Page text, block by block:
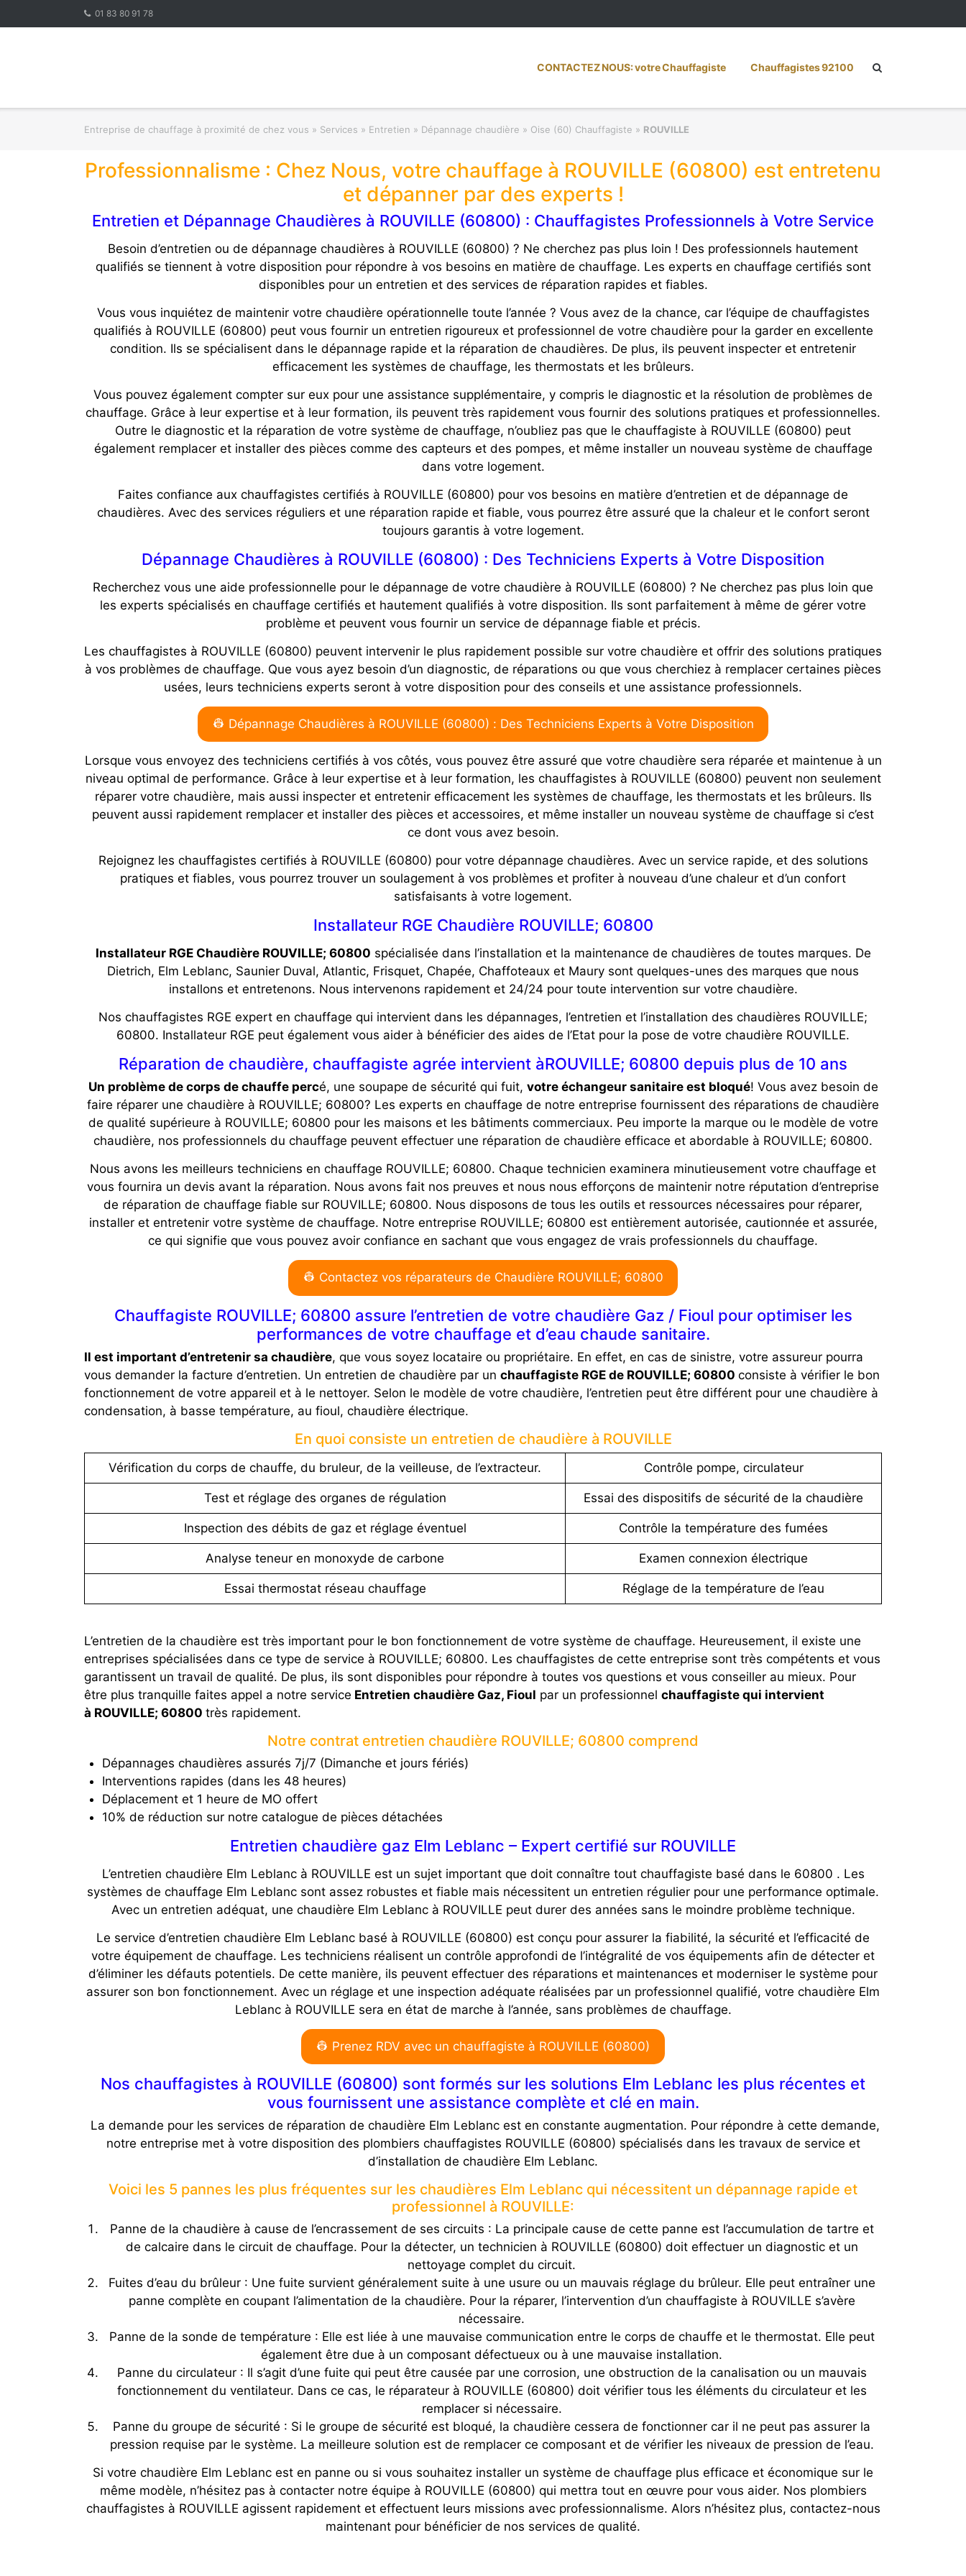
01 83 80 91 78
CONTACTEZ NOUS: votre Chauffagiste Chauffagistes 92100
Entreprise de chauffage à proximité de chez vous » Services » Entretien » Dépannage chaudière » Oise (60) Chauffagiste » ROUVILLE
Professionnalisme : Chez Nous, votre chauffage à ROUVILLE (60800) est entretenu
et dépanner par des experts !
Entretien et Dépannage Chaudières à ROUVILLE (60800) : Chauffagistes Professionnels à Votre Service
Besoin d’entretien ou de dépannage chaudières à ROUVILLE (60800) ? Ne cherchez pas plus loin ! Des professionnels hautement
qualifiés se tiennent à votre disposition pour répondre à vos besoins en matière de chauffage. Les experts en chauffage certifiés sont
disponibles pour un entretien et des services de réparation rapides et fiables.
Vous vous inquiétez de maintenir votre chaudière opérationnelle toute l’année ? Vous avez de la chance, car l’équipe de chauffagistes
qualifiés à ROUVILLE (60800) peut vous fournir un entretien rigoureux et professionnel de votre chaudière pour la garder en excellente
condition. Ils se spécialisent dans le dépannage rapide et la réparation de chaudières. De plus, ils peuvent inspecter et entretenir
efficacement les systèmes de chauffage, les thermostats et les brûleurs.
Vous pouvez également compter sur eux pour une assistance supplémentaire, y compris le diagnostic et la résolution de problèmes de
chauffage. Grâce à leur expertise et à leur formation, ils peuvent très rapidement vous fournir des solutions pratiques et professionnelles.
Outre le diagnostic et la réparation de votre système de chauffage, n’oubliez pas que le chauffagiste à ROUVILLE (60800) peut
également remplacer et installer des pièces comme des capteurs et des pompes, et même installer un nouveau système de chauffage
dans votre logement.
Faites confiance aux chauffagistes certifiés à ROUVILLE (60800) pour vos besoins en matière d’entretien et de dépannage de
chaudières. Avec des services réguliers et une réparation rapide et fiable, vous pourrez être assuré que la chaleur et le confort seront
toujours garantis à votre logement.
Dépannage Chaudières à ROUVILLE (60800) : Des Techniciens Experts à Votre Disposition
Recherchez vous une aide professionnelle pour le dépannage de votre chaudière à ROUVILLE (60800) ? Ne cherchez pas plus loin que
les experts spécialisés en chauffage certifiés et hautement qualifiés à votre disposition. Ils sont parfaitement à même de gérer votre
problème et peuvent vous fournir un service de dépannage fiable et précis.
Les chauffagistes à ROUVILLE (60800) peuvent intervenir le plus rapidement possible sur votre chaudière et offrir des solutions pratiques
à vos problèmes de chauffage. Que vous ayez besoin d’un diagnostic, de réparations ou que vous cherchiez à remplacer certaines pièces
usées, leurs techniciens experts seront à votre disposition pour des conseils et une assistance professionnels.
👷 Dépannage Chaudières à ROUVILLE (60800) : Des Techniciens Experts à Votre Disposition
Lorsque vous envoyez des techniciens certifiés à vos côtés, vous pouvez être assuré que votre chaudière sera réparée et maintenue à un
niveau optimal de performance. Grâce à leur expertise et à leur formation, les chauffagistes à ROUVILLE (60800) peuvent non seulement
réparer votre chaudière, mais aussi inspecter et entretenir efficacement les systèmes de chauffage, les thermostats et les brûleurs. Ils
peuvent aussi rapidement remplacer et installer des pièces et accessoires, et même installer un nouveau système de chauffage si c’est
ce dont vous avez besoin.
Rejoignez les chauffagistes certifiés à ROUVILLE (60800) pour votre dépannage chaudières. Avec un service rapide, et des solutions
pratiques et fiables, vous pourrez trouver un soulagement à vos problèmes et profiter à nouveau d’une chaleur et d’un confort
satisfaisants à votre logement.
Installateur RGE Chaudière ROUVILLE; 60800
Installateur RGE Chaudière ROUVILLE; 60800 spécialisée dans l’installation et la maintenance de chaudières de toutes marques. De
Dietrich, Elm Leblanc, Saunier Duval, Atlantic, Frisquet, Chapée, Chaffoteaux et Maury sont quelques-unes des marques que nous
installons et entretenons. Nous intervenons rapidement et 24/24 pour toute intervention sur votre chaudière.
Nos chauffagistes RGE expert en chauffage qui intervient dans les dépannages, l’entretien et l’installation des chaudières ROUVILLE;
60800. Installateur RGE peut également vous aider à bénéficier des aides de l’Etat pour la pose de votre chaudière ROUVILLE.
Réparation de chaudière, chauffagiste agrée intervient àROUVILLE; 60800 depuis plus de 10 ans
Un problème de corps de chauffe percé, une soupape de sécurité qui fuit, votre échangeur sanitaire est bloqué! Vous avez besoin de
faire réparer une chaudière à ROUVILLE; 60800? Les experts en chauffage de notre entreprise fournissent des réparations de chaudière
de qualité supérieure à ROUVILLE; 60800 pour les maisons et les bâtiments commerciaux. Peu importe la marque ou le modèle de votre
chaudière, nos professionnels du chauffage peuvent effectuer une réparation de chaudière efficace et abordable à ROUVILLE; 60800.
Nous avons les meilleurs techniciens en chauffage ROUVILLE; 60800. Chaque technicien examinera minutieusement votre chauffage et
vous fournira un devis avant la réparation. Nous avons fait nos preuves et nous nous efforçons de maintenir notre réputation d’entreprise
de réparation de chauffage fiable sur ROUVILLE; 60800. Nous disposons de tous les outils et ressources nécessaires pour réparer,
installer et entretenir votre système de chauffage. Notre entreprise ROUVILLE; 60800 est entièrement autorisée, cautionnée et assurée,
ce qui signifie que vous pouvez avoir confiance en sachant que vous engagez de vrais professionnels du chauffage.
👷 Contactez vos réparateurs de Chaudière ROUVILLE; 60800
Chauffagiste ROUVILLE; 60800 assure l’entretien de votre chaudière Gaz / Fioul pour optimiser les
performances de votre chauffage et d’eau chaude sanitaire.
Il est important d’entretenir sa chaudière, que vous soyez locataire ou propriétaire. En effet, en cas de sinistre, votre assureur pourra
vous demander la facture d’entretien. Un entretien de chaudière par un chauffagiste RGE de ROUVILLE; 60800 consiste à vérifier le bon
fonctionnement de votre appareil et à le nettoyer. Selon le modèle de votre chaudière, l’entretien peut être différent pour une chaudière à
condensation, à basse température, au fioul, chaudière électrique.
En quoi consiste un entretien de chaudière à ROUVILLE
Vérification du corps de chauffe, du bruleur, de la veilleuse, de l’extracteur. Contrôle pompe, circulateur
Test et réglage des organes de régulation Essai des dispositifs de sécurité de la chaudière
Inspection des débits de gaz et réglage éventuel Contrôle la température des fumées
Analyse teneur en monoxyde de carbone Examen connexion électrique
Essai thermostat réseau chauffage Réglage de la température de l’eau
L’entretien de la chaudière est très important pour le bon fonctionnement de votre système de chauffage. Heureusement, il existe une
entreprises spécialisées dans ce type de service à ROUVILLE; 60800. Les chauffagistes de cette entreprise sont très compétents et vous
garantissent un travail de qualité. De plus, ils sont disponibles pour répondre à toutes vos questions et vous conseiller au mieux. Pour
être plus tranquille faites appel a notre service Entretien chaudière Gaz, Fioul par un professionnel chauffagiste qui intervient
à ROUVILLE; 60800 très rapidement.
Notre contrat entretien chaudière ROUVILLE; 60800 comprend
Dépannages chaudières assurés 7j/7 (Dimanche et jours fériés)
Interventions rapides (dans les 48 heures)
Déplacement et 1 heure de MO offert
10% de réduction sur notre catalogue de pièces détachées
Entretien chaudière gaz Elm Leblanc – Expert certifié sur ROUVILLE
L’entretien chaudière Elm Leblanc à ROUVILLE est un sujet important que doit connaître tout chauffagiste basé dans le 60800 . Les
systèmes de chauffage Elm Leblanc sont assez robustes et fiable mais nécessitent un entretien régulier pour une performance optimale.
Avec un entretien adéquat, une chaudière Elm Leblanc à ROUVILLE peut durer des années sans le moindre problème technique.
Le service d’entretien chaudière Elm Leblanc basé à ROUVILLE (60800) est conçu pour assurer la fiabilité, la sécurité et l’efficacité de
votre équipement de chauffage. Les techniciens réalisent un contrôle approfondi de l’intégralité de vos équipements afin de détecter et
d’éliminer les défauts potentiels. De cette manière, ils peuvent effectuer des réparations et maintenances et moderniser le système pour
assurer son bon fonctionnement. Avec un réglage et une inspection adéquate réalisées par un professionnel qualifié, votre chaudière Elm
Leblanc à ROUVILLE sera en état de marche à l’année, sans problèmes de chauffage.
👷 Prenez RDV avec un chauffagiste à ROUVILLE (60800)
Nos chauffagistes à ROUVILLE (60800) sont formés sur les solutions Elm Leblanc les plus récentes et
vous fournissent une assistance complète et clé en main.
La demande pour les services de réparation de chaudière Elm Leblanc est en constante augmentation. Pour répondre à cette demande,
notre entreprise met à votre disposition des plombiers chauffagistes ROUVILLE (60800) spécialisés dans les travaux de service et
d’installation de chaudière Elm Leblanc.
Voici les 5 pannes les plus fréquentes sur les chaudières Elm Leblanc qui nécessitent un dépannage rapide et
professionnel à ROUVILLE:
Panne de la chaudière à cause de l’encrassement de ses circuits : La principale cause de cette panne est l’accumulation de tartre et
de calcaire dans le circuit de chauffage. Pour la détecter, un technicien à ROUVILLE (60800) doit effectuer un diagnostic et un
nettoyage complet du circuit.
Fuites d’eau du brûleur : Une fuite survient généralement suite à une usure ou un mauvais réglage du brûleur. Elle peut entraîner une
panne complète en coupant l’alimentation de la chaudière. Pour la réparer, l’intervention d’un chauffagiste à ROUVILLE s’avère
nécessaire.
Panne de la sonde de température : Elle est liée à une mauvaise communication entre le corps de chauffe et le thermostat. Elle peut
également être due à un composant défectueux ou à une mauvaise installation.
Panne du circulateur : Il s’agit d’une fuite qui peut être causée par une corrosion, une obstruction de la canalisation ou un mauvais
fonctionnement du ventilateur. Dans ce cas, le réparateur à ROUVILLE (60800) doit vérifier tous les éléments du circulateur et les
remplacer si nécessaire.
Panne du groupe de sécurité : Si le groupe de sécurité est bloqué, la chaudière cessera de fonctionner car il ne peut pas assurer la
pression requise par le système. La meilleure solution est de remplacer ce composant et de vérifier les niveaux de pression de l’eau.
Si votre chaudière Elm Leblanc est en panne ou si vous souhaitez installer un système de chauffage plus efficace et économique sur le
même modèle, n’hésitez pas à contacter notre équipe à ROUVILLE (60800) qui mettra tout en œuvre pour vous aider. Nos plombiers
chauffagistes à ROUVILLE agissent rapidement et effectuent leurs missions avec professionnalisme. Alors n’hésitez plus, contactez-nous
maintenant pour bénéficier de nos services de qualité.